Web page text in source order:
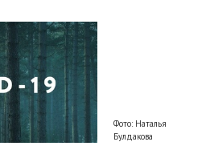
Фото: Наталья
Булдакова